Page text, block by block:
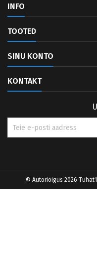
INFO
TOOTED
SINU KONTO
KONTAKT
© Autoriõigus 2026